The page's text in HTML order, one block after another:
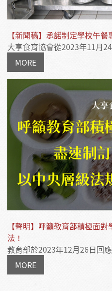
【新聞稿】承諾制定學校午
大享食育協會從2023年11月
MORE
【聲明】呼籲教育部積極面
法！
教育部於2023年12月26日回
MORE